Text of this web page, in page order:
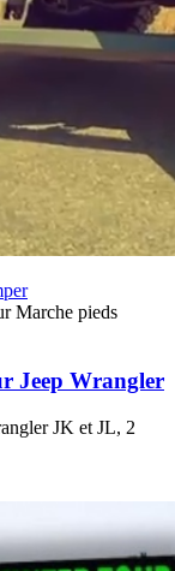
Marche pieds
Jeep Wrangler
JK et JL, 2